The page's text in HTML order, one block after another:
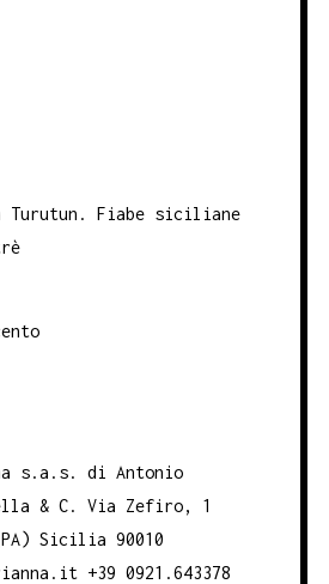
Turutun. Fiabe siciliane
s.a.s. di Antonio
& C. Via Zefiro, 1
Sicilia 90010
+39 0921.643378